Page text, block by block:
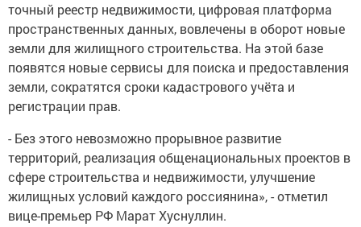
точный реестр недвижимости, цифровая платформа
пространственных данных, вовлечены в оборот новые
земли для жилищного строительства. На этой базе
появятся новые сервисы для поиска и предоставления
земли, сократятся сроки кадастрового учёта и
регистрации прав.
- Без этого невозможно прорывное развитие
территорий, реализация общенациональных проектов в
сфере строительства и недвижимости, улучшение
жилищных условий каждого россиянина», - отметил
вице-премьер РФ Марат Хуснуллин.